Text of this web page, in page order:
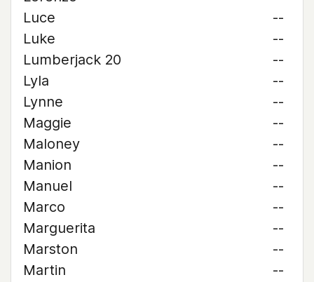
Luce
--
Luke
--
Lumberjack 20
--
Lyla
--
Lynne
--
Maggie
--
Maloney
--
Manion
--
Manuel
--
Marco
--
Marguerita
--
Marston
--
Martin
--